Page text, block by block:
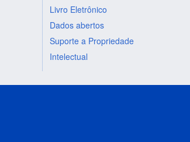
Livro Eletrônico
Dados abertos
Suporte a Propriedade
Intelectual